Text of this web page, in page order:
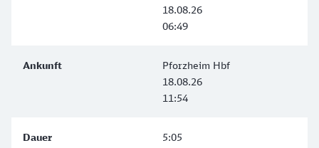
18.08.26
06:49
Pforzheim Hbf
18.08.26
11:54
5:05